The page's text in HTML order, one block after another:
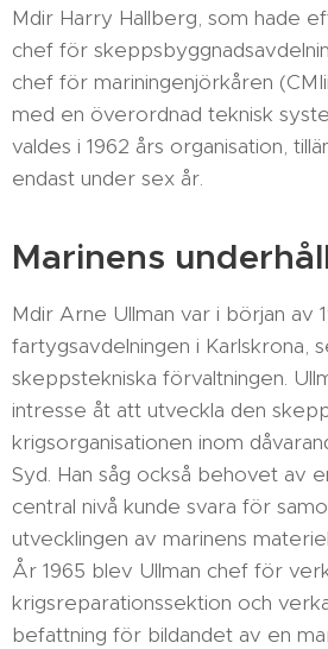
Mdir Harry Hallberg, som hade
chef för
chef för mariningenjörkåren
med en överordnad teknisk
valdes i 1962 års organisation,
endast under sex år.
Marinens
Mdir Arne Ullman var i början av
fartygsavdelningen i Karlskrona,
skeppstekniska förvaltningen.
intresse åt att utveckla den
krigsorganisationen inom
Syd. Han såg också behovet av
central nivå kunde svara för
utvecklingen av marinens
År 1965 blev Ullman chef för
krigsreparationssektion och
befattning för bildandet av en